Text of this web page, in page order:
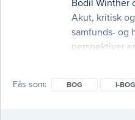
Bodil Winther
Akut, kritisk
samfunds- og
perspektiver
behandler
Fås som BOG I-BOG